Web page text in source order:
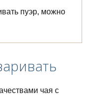
пуэр, можно
чая с